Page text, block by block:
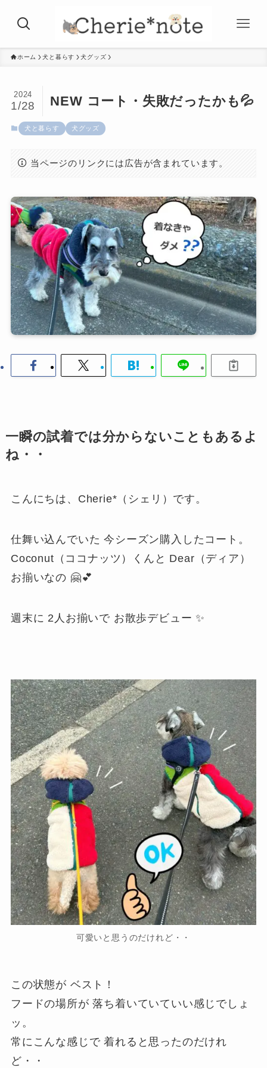
ホーム 犬と暮らす 犬グッズ
NEW コート・失敗だったかも💦
2024
1/28
犬と暮らす 犬グッズ
当ページのリンクには広告が含まれています。
一瞬の試着では分からないこともあるよ
ね・・
こんにちは、Cherie*（シェリ）です。
仕舞い込んでいた 今シーズン購入したコート。
Coconut（ココナッツ）くんと Dear（ディア）
お揃いなの 🤗💕
週末に 2人お揃いで お散歩デビュー ✨
可愛いと思うのだけれど・・
この状態が ベスト！
フードの場所が 落ち着いていていい感じでしょ
ッ。
常にこんな感じで 着れると思ったのだけれ
ど・・